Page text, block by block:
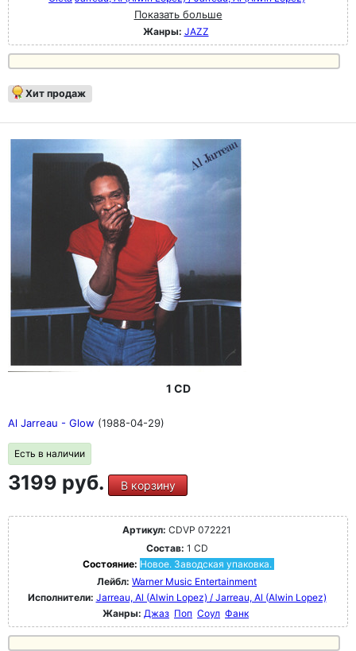
Показать больше
Жанры: JAZZ
Хит продаж
1 CD
Al Jarreau - Glow (1988-04-29)
Есть в наличии
3199 руб. В корзину
Артикул: CDVP 072221
Состав: 1 CD
Состояние: Новое. Заводская упаковка.
Лейбл: Warner Music Entertainment
Исполнители: Jarreau, Al (Alwin Lopez) / Jarreau, Al (Alwin Lopez)
Жанры: Джаз Поп Соул Фанк